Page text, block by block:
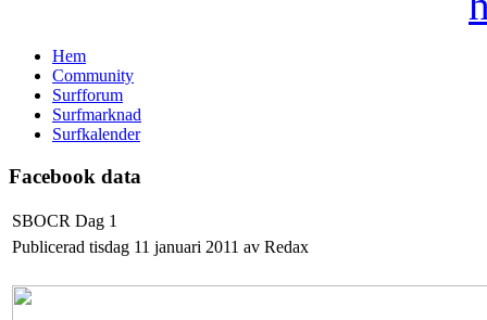
Hem
Community
Surfforum
Surfmarknad
Surfkalender
Facebook data
SBOCR Dag 1
Publicerad tisdag 11 januari 2011 av Redax